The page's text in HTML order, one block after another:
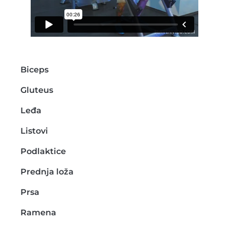
Biceps
Gluteus
Leđa
Listovi
Podlaktice
Prednja loža
Prsa
Ramena